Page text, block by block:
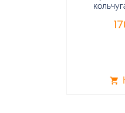
shopping_cart